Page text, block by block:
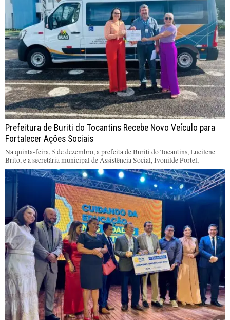
Prefeitura de Buriti do Tocantins Recebe Novo Veículo para
Fortalecer Ações Sociais
Na quinta-feira, 5 de dezembro, a prefeita de Buriti do Tocantins, Lucilene
Brito, e a secretária municipal de Assistência Social, Ivonilde Portel,